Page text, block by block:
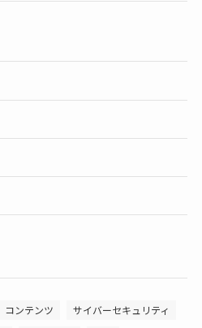
コンテンツ
サイバーセキュリティ